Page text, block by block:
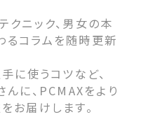
クニック、男女の本
るコラムを随時更新
に使うコツなど、
んに、PCMAXをより
お届けします。